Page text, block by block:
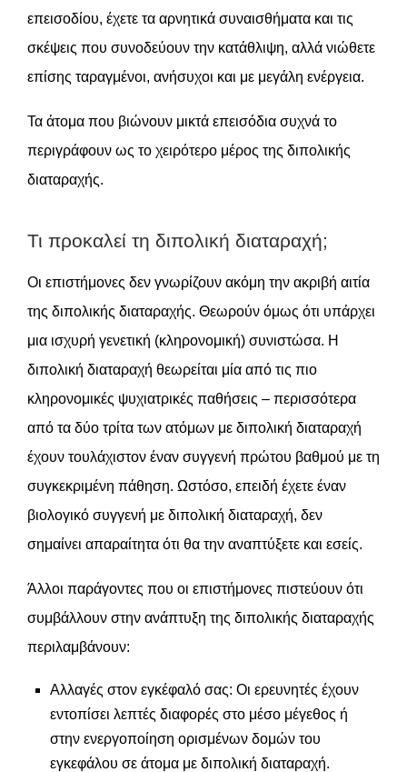
επεισοδίου, έχετε τα αρνητικά συναισθήματα και τις
σκέψεις που συνοδεύουν την κατάθλιψη, αλλά νιώθετε
επίσης ταραγμένοι, ανήσυχοι και με μεγάλη ενέργεια.
Τα άτομα που βιώνουν μικτά επεισόδια συχνά το
περιγράφουν ως το χειρότερο μέρος της διπολικής
διαταραχής.
Τι προκαλεί τη διπολική διαταραχή;
Οι επιστήμονες δεν γνωρίζουν ακόμη την ακριβή αιτία
της διπολικής διαταραχής. Θεωρούν όμως ότι υπάρχει
μια ισχυρή γενετική (κληρονομική) συνιστώσα. Η
διπολική διαταραχή θεωρείται μία από τις πιο
κληρονομικές ψυχιατρικές παθήσεις – περισσότερα
από τα δύο τρίτα των ατόμων με διπολική διαταραχή
έχουν τουλάχιστον έναν συγγενή πρώτου βαθμού με τη
συγκεκριμένη πάθηση. Ωστόσο, επειδή έχετε έναν
βιολογικό συγγενή με διπολική διαταραχή, δεν
σημαίνει απαραίτητα ότι θα την αναπτύξετε και εσείς.
Άλλοι παράγοντες που οι επιστήμονες πιστεύουν ότι
συμβάλλουν στην ανάπτυξη της διπολικής διαταραχής
περιλαμβάνουν:
Αλλαγές στον εγκέφαλό σας: Οι ερευνητές έχουν
εντοπίσει λεπτές διαφορές στο μέσο μέγεθος ή
στην ενεργοποίηση ορισμένων δομών του
εγκεφάλου σε άτομα με διπολική διαταραχή.